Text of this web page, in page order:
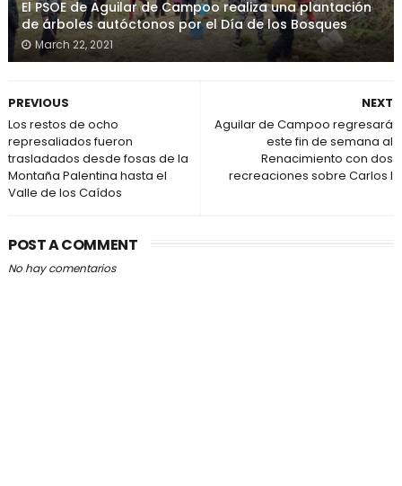
El PSOE de Aguilar de Campoo realiza una plantación
de árboles autóctonos por el Día de los Bosques
March 22, 2021
NEXT
Aguilar de Campoo regresará
este fin de semana al
Renacimiento con dos
recreaciones sobre Carlos I
PREVIOUS
Los restos de ocho
represaliados fueron
trasladados desde fosas de la
Montaña Palentina hasta el
Valle de los Caídos
POST A COMMENT
No hay comentarios